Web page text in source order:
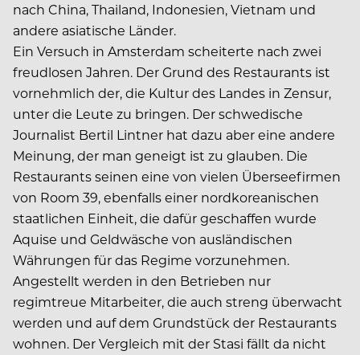
nach China, Thailand, Indonesien, Vietnam und
andere asiatische Länder.
Ein Versuch in Amsterdam scheiterte nach zwei
freudlosen Jahren. Der Grund des Restaurants ist
vornehmlich der, die Kultur des Landes in Zensur,
unter die Leute zu bringen. Der schwedische
Journalist Bertil Lintner hat dazu aber eine andere
Meinung, der man geneigt ist zu glauben. Die
Restaurants seinen eine von vielen Überseefirmen
von Room 39, ebenfalls einer nordkoreanischen
staatlichen Einheit, die dafür geschaffen wurde
Aquise und Geldwäsche von ausländischen
Währungen für das Regime vorzunehmen.
Angestellt werden in den Betrieben nur
regimtreue Mitarbeiter, die auch streng überwacht
werden und auf dem Grundstück der Restaurants
wohnen. Der Vergleich mit der Stasi fällt da nicht